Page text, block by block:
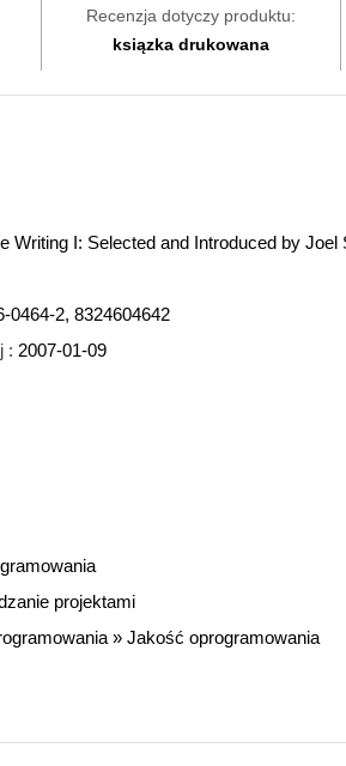
Recenzja dotyczy produktu:
ksiązka drukowana
Writing I: Selected and Introduced by Joel
0464-2, 8324604642
: 2007-01-09
projektami
» Jakość oprogramowania